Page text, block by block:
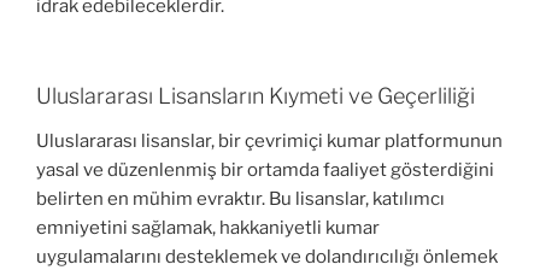
idrak edebileceklerdir.
Uluslararası Lisansların Kıymeti ve Geçerliliği
Uluslararası lisanslar, bir çevrimiçi kumar platformunun
yasal ve düzenlenmiş bir ortamda faaliyet gösterdiğini
belirten en mühim evraktır. Bu lisanslar, katılımcı
emniyetini sağlamak, hakkaniyetli kumar
uygulamalarını desteklemek ve dolandırıcılığı önlemek